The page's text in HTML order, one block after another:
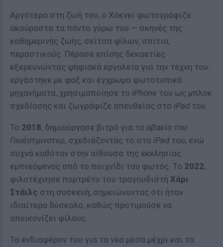
Αργότερα στη ζωή του, ο Χόκνεϊ φωτογράφιζε
ακούραστα τα πάντα γύρω του — σκηνές της
καθημερινής ζωής, σκίτσα φίλων, σπίτια,
περαστικούς. Πέρασε επίσης δεκαετίες
εξερευνώντας ψηφιακά εργαλεία για την τέχνη του:
εργάστηκε με φαξ και έγχρωμα φωτοτυπικά
μηχανήματα, χρησιμοποίησε το iPhone του ως μπλοκ
σχεδίασης και ζωγράφιζε απευθείας στο iPad του.
Το 2018, δημιούργησε βιτρό για το αβαείο του
Γουέστμινστερ, σχεδιάζοντάς το στο iPad του, ενώ
συχνά καθόταν στην αίθουσα της εκκλησίας
εμπνεόμενος από το παιχνίδι του φωτός. Το 2022,
φιλοτέχνησε πορτρέτο του τραγουδιστή Χάρι
Στάιλς στη συσκευή, σημειώνοντας ότι ήταν
ιδιαίτερα δύσκολο, καθώς προτιμούσε να
απεικονίζει φίλους.
Το ενδιαφέρον του για τα νέα μέσα μέχρι και τα